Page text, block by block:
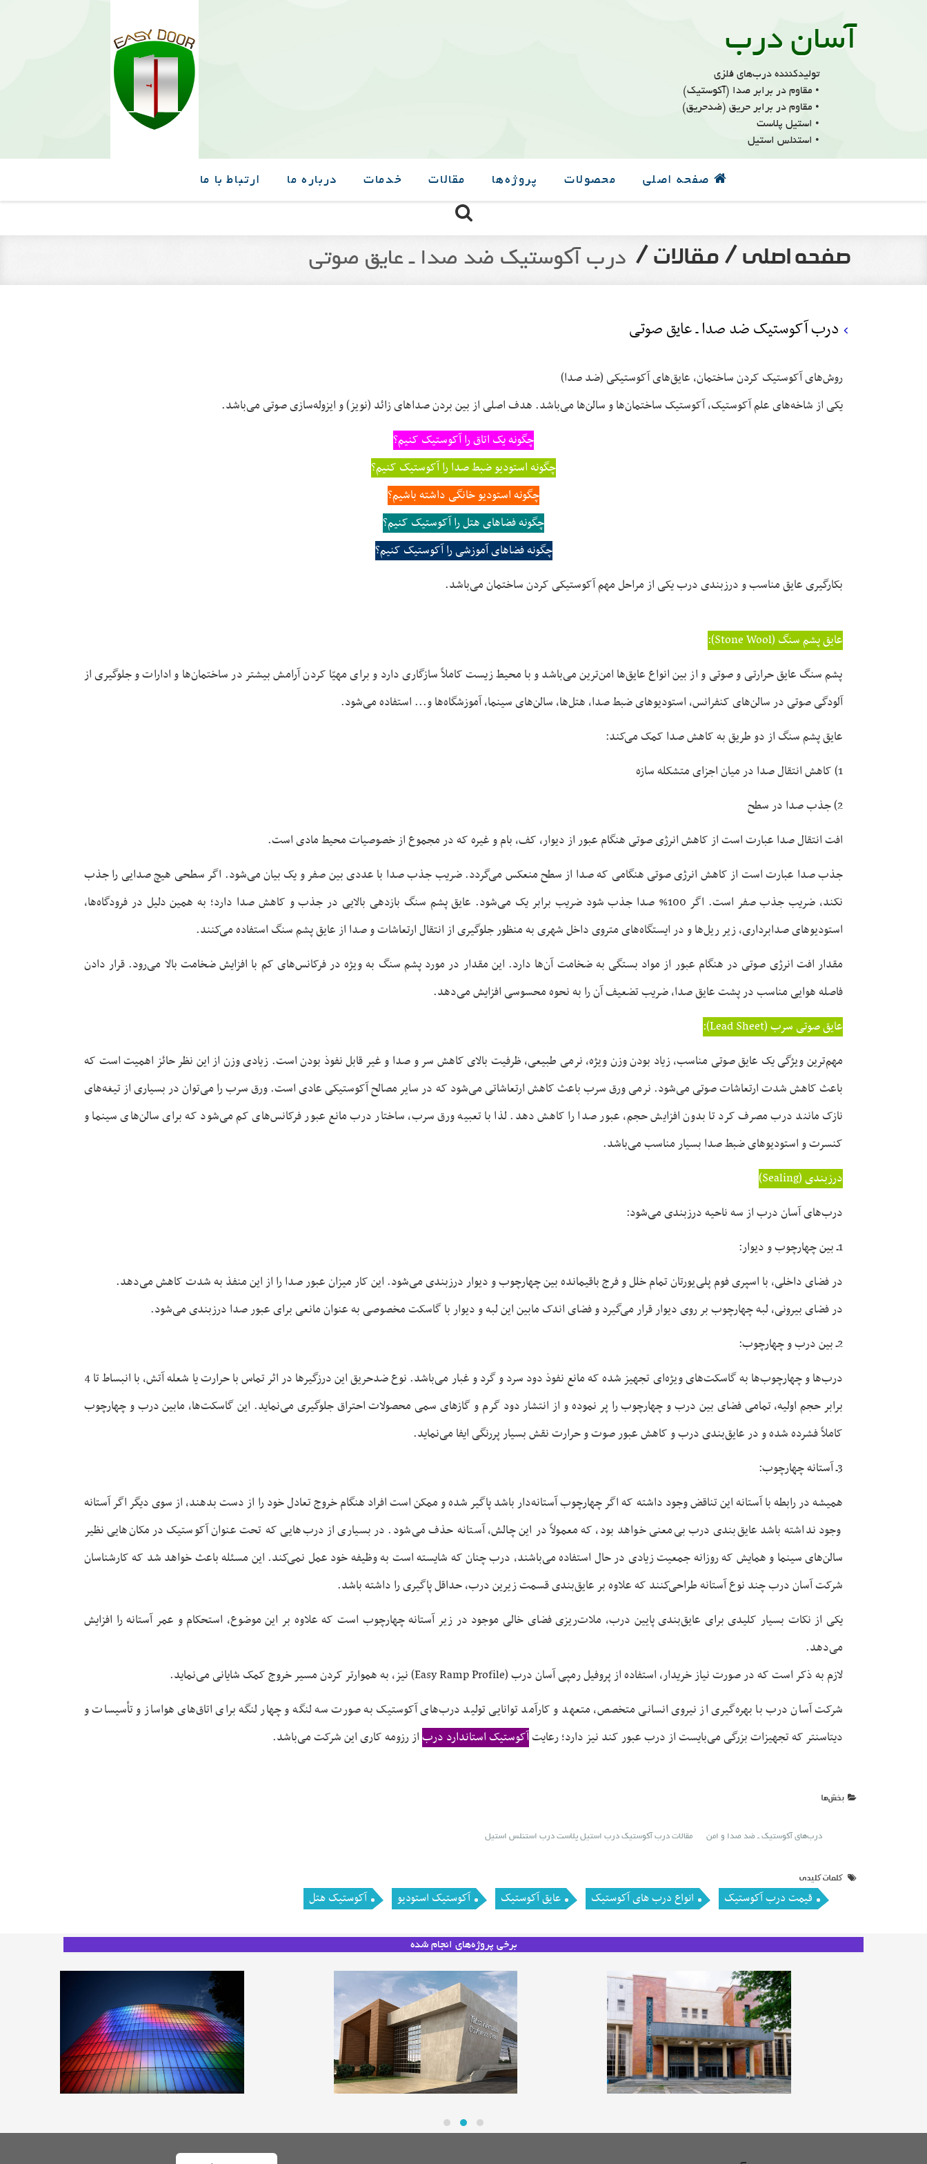
آسان درب
تولیدکننده درب‌های فلزی
• مقاوم در برابر صدا (آکوستیک)
• مقاوم در برابر حریق (ضدحریق)
• استیل پلاست
• استنلس استیل
صفحه اصلی محصولات پروژه‌ها مقالات خدمات درباره ما ارتباط با ما
صفحه اصلى / مقالات / درب آکوستیک ضد صدا ـ عایق صوتی
درب آکوستیک ضد صدا ـ عایق صوتی
روش‌های آکوستیک کردن ساختمان، عایق‌های آکوستیکی (ضد صدا)
یکی از شاخه‌های علم آکوستیک، آکوستیک ساختمان‌ها و سالن‌ها می‌باشد. هدف اصلی از بین بردن صداهای زائد (نویز) و ایزوله‌سازی صوتی می‌باشد.
چگونه یک اتاق را آکوستیک کنیم؟
چگونه استودیو ضبط صدا را آکوستیک کنیم؟
چگونه استودیو خانگی داشته باشیم؟
چگونه فضاهای هتل را آکوستیک کنیم؟
چگونه فضاهای آموزشی را آکوستیک کنیم؟
بکارگیری عایق مناسب و درزبندی درب یکی از مراحل مهم آکوستیکی کردن ساختمان می‌باشد.
عایق پشم سنگ (Stone Wool):
پشم سنگ عایق حرارتی و صوتی و از بین انواع عایق‌ها امن‌ترین می‌باشد و با محیط زیست کاملاً سازگاری دارد و برای مهیّا کردن آرامش بیشتر در ساختمان‌ها و ادارات و جلوگیری از
آلودگی صوتی در سالن‌های کنفرانس، استودیوهای ضبط صدا، هتل‌ها، سالن‌های سینما، آموزشگاه‌ها و... استفاده می‌شود.
عایق پشم سنگ از دو طریق به کاهش صدا کمک می‌کند:
1) کاهش انتقال صدا در میان اجزای متشکله سازه
2) جذب صدا در سطح
افت انتقال صدا عبارت است از کاهش انرژی صوتی هنگام عبور از دیوار، کف، بام و غیره که در مجموع از خصوصیات محیط مادی است.
جذب صدا عبارت است از کاهش انرژی صوتی هنگامی که صدا از سطح منعکس می‌گردد. ضریب جذب صدا با عددی بین صفر و یک بیان می‌شود. اگر سطحی هیچ صدایی را جذب
نکند، ضریب جذب صفر است. اگر 100% صدا جذب شود ضریب برابر یک می‌شود. عایق پشم سنگ بازدهی بالایی در جذب و کاهش صدا دارد؛ به همین دلیل در فرودگاه‌ها،
استودیوهای صدابرداری، زیر ریل‌ها و در ایستگاه‌های متروی داخل شهری به منظور جلوگیری از انتقال ارتعاشات و صدا از عایق پشم سنگ استفاده می‌کنند.
مقدار افت انرژی صوتی در هنگام عبور از مواد بستگی به ضخامت آن‌ها دارد. این مقدار در مورد پشم سنگ به ویژه در فرکانس‌های کم با افزایش ضخامت بالا می‌رود. قرار دادن
فاصله هوایی مناسب در پشت عایق صدا، ضریب تضعیف آن را به نحوه محسوسی افزایش می‌دهد.
عایق صوتی سرب (Lead Sheet):
مهم‌ترین ویژگی یک عایق صوتی مناسب، زیاد بودن وزن ویژه، نرمی طبیعی، ظرفیت بالای کاهش سر و صدا و غیر قابل نفوذ بودن است. زیادی وزن از این نظر حائز اهمیت است که
باعث کاهش شدت ارتعاشات صوتی می‌شود. نرمی ورق سرب باعث کاهش ارتعاشاتی می‌شود که در سایر مصالح آکوستیکی عادی است. ورق سرب را می‌توان در بسیاری از تیغه‌های
نازک مانند درب مصرف کرد تا بدون افزایش حجم، عبور صدا را کاهش دهد. لذا با تعبیه ورق سرب، ساختار درب مانع عبور فرکانس‌های کم می‌شود که برای سالن‌های سینما و
کنسرت و استودیوهای ضبط صدا بسیار مناسب می‌باشد.
درزبندی (Sealing)
درب‌های آسان درب از سه ناحیه درزبندی می‌شود:
1ـ بین چهارچوب و دیوار:
در فضای داخلی، با اسپری فوم پلی‌یورتان تمام خلل و فرج باقیمانده بین چهارچوب و دیوار درزبندی می‌شود. این کار میزان عبور صدا را از این منفذ به شدت کاهش می‌دهد.
در فضای بیرونی، لبه چهارچوب بر روی دیوار قرار می‌گیرد و فضای اندک مابین این لبه و دیوار با گاسکت مخصوصی به عنوان مانعی برای عبور صدا درزبندی می‌شود.
2ـ بین درب و چهارچوب:
درب‌ها و چهارچوب‌ها به گاسکت‌های ویژه‌ای تجهیز شده که مانع نفوذ دود سرد و گرد و غبار می‌باشد. نوع ضدحریق این درزگیرها در اثر تماس با حرارت یا شعله آتش، با انبساط تا 4
برابر حجم اولیه، تمامی فضای بین درب و چهارچوب را پر نموده و از انتشار دود گرم و گازهای سمی محصولات احتراق جلوگیری می‌نماید. این گاسکت‌ها، مابین درب و چهارچوب
کاملاً فشرده شده و در عایق‌بندی درب و کاهش عبور صوت و حرارت نقش بسیار پررنگی ایفا می‌نماید.
3ـ آستانه چهارچوب:
همیشه در رابطه با آستانه این تناقض وجود داشته که اگر چهارچوب آستانه‌دار باشد پاگیر شده و ممکن است افراد هنگام خروج تعادل خود را از دست بدهند، از سوی دیگر اگر آستانه
وجود نداشته باشد عایق‌بندی درب بی‌معنی خواهد بود، که معمولاً در این چالش، آستانه حذف می‌شود. در بسیاری از درب‌هایی که تحت عنوان آکوستیک در مکان‌هایی نظیر
سالن‌های سینما و همایش که روزانه جمعیت زیادی در حال استفاده می‌باشند، درب چنان که شایسته است به وظیفه خود عمل نمی‌کند. این مسئله باعث خواهد شد که کارشناسان
شرکت آسان درب چند نوع آستانه طراحی‌کنند که علاوه بر عایق‌بندی قسمت زیرین درب، حداقل پاگیری را داشته باشد.
یکی از نکات بسیار کلیدی برای عایق‌بندی پایین درب، ملات‌ریزی فضای خالی موجود در زیر آستانه چهارچوب است که علاوه بر این موضوع، استحکام و عمر آستانه را افزایش
می‌دهد.
لازم به ذکر است که در صورت نیاز خریدار، استفاده از پروفیل رمپی آسان درب (Easy Ramp Profile) نیز، به هموارتر کردن مسیر خروج کمک شایانی می‌نماید.
شرکت آسان درب با بهره‌گیری از نیروی انسانی متخصص، متعهد و کارآمد توانایی تولید درب‌های آکوستیک به صورت سه لنگه و چهار لنگه برای اتاق‌های هواساز و تأسیسات و
دیتاسنتر که تجهیزات بزرگی می‌بایست از درب عبور کند نیز دارد؛ رعایتآکوستیک استاندارد درباز رزومه کاری این شرکت می‌باشد.
بخش‌ها
درب‌های آکوستیک ـ ضد صدا و امن مقالات درب آکوستیک درب استیل پلاست درب استنلس استیل
کلمات کليدى
قیمت درب آکوستیک انواع درب های آکوستیک عایق آکوستیک آکوستیک استودیو آکوستیک هتل
برخی پروژه‌های انجام شده